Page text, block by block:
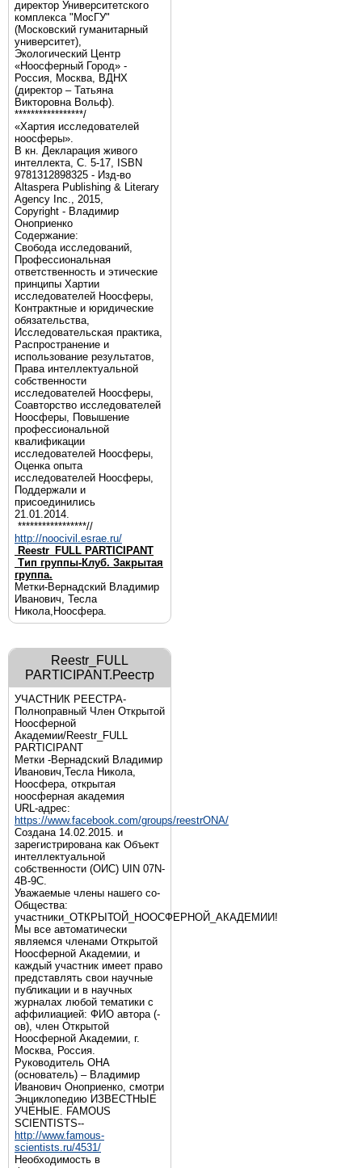
директор Университетского
комплекса "МосГУ"
(Московский гуманитарный
университет),
Экологический Центр
«Ноосферный Город» -
Россия, Москва, ВДНХ
(директор – Татьяна
Викторовна Вольф).
*****************/
«Хартия исследователей
ноосферы».
В кн. Декларация живого
интеллекта, С. 5-17, ISBN
9781312898325 - Изд-во
Altaspera Publishing & Literary
Agency Inc., 2015,
Copyright - Владимир
Оноприенко
Содержание:
Свобода исследований,
Профессиональная
ответственность и этические
принципы Хартии
исследователей Ноосферы,
Контрактные и юридические
обязательства,
Исследовательская практика,
Распространение и
использование результатов,
Права интеллектуальной
собственности
исследователей Ноосферы,
Соавторство исследователей
Ноосферы, Повышение
профессиональной
квалификации
исследователей Ноосферы,
Оценка опыта
исследователей Ноосферы,
Поддержали и
присоединились
21.01.2014.
*****************//
http://noocivil.esrae.ru/
Reestr_FULL PARTICIPANT
Тип группы-Клуб. Закрытая
группа.
Метки-Вернадский Владимир
Иванович, Тесла
Никола,Ноосфера.
Reestr_FULL
PARTICIPANT.Реестр
УЧАСТНИК РЕЕСТРА-
Полноправный Член Открытой
Ноосферной
Академии/Reestr_FULL
PARTICIPANT
Метки -Вернадский Владимир
Иванович,Тесла Никола,
Ноосфера, открытая
ноосферная академия
URL-адрес:
https://www.facebook.com/groups/reestrONA/
Создана 14.02.2015. и
зарегистрирована как Объект
интеллектуальной
собственности (ОИС) UIN 07N-
4B-9C.
Уважаемые члены нашего со-
Общества:
участники_ОТКРЫТОЙ_НООСФЕРНОЙ_АКАДЕМИИ!
Мы все автоматически
являемся членами Открытой
Ноосферной Академии, и
каждый участник имеет право
представлять свои научные
публикации и в научных
журналах любой тематики с
аффилиацией: ФИО автора (-
ов), член Открытой
Ноосферной Академии, г.
Москва, Россия.
Руководитель ОНА
(основатель) – Владимир
Иванович Оноприенко, смотри
Энциклопедию ИЗВЕСТНЫЕ
УЧЕНЫЕ. FAMOUS
SCIENTISTS--
http://www.famous-
scientists.ru/4531/
Необходимость в